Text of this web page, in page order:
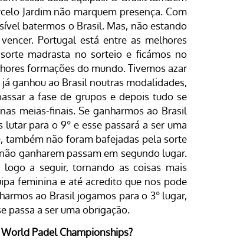
Jardim não marquem presença. Com
batermos o Brasil. Mas, não estando
Portugal está entre as melhores
madrasta no sorteio e ficámos no
formações do mundo. Tivemos azar
ganhou ao Brasil noutras modalidades,
a fase de grupos e depois tudo se
meias-finais. Se ganharmos ao Brasil
para o 9º e esse passará a ser uma
também não foram bafejadas pela sorte
ganharem passam em segundo lugar.
a seguir, tornando as coisas mais
feminina e até acredito que nos pode
ao Brasil jogamos para o 3º lugar,
passa a ser uma obrigação.
Padel Championships?